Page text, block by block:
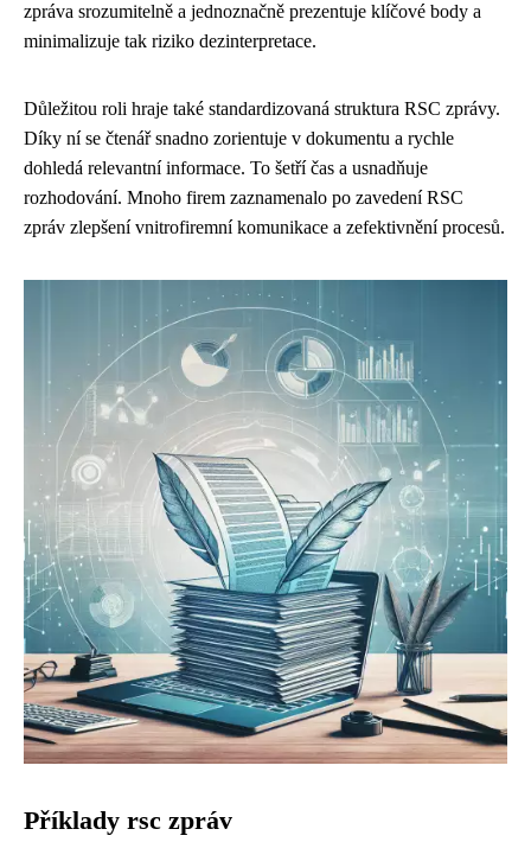
zpráva srozumitelně a jednoznačně prezentuje klíčové body a
minimalizuje tak riziko dezinterpretace.
Důležitou roli hraje také standardizovaná struktura RSC zprávy.
Díky ní se čtenář snadno zorientuje v dokumentu a rychle
dohledá relevantní informace. To šetří čas a usnadňuje
rozhodování. Mnoho firem zaznamenalo po zavedení RSC
zpráv zlepšení vnitrofiremní komunikace a zefektivnění procesů.
Příklady rsc zpráv